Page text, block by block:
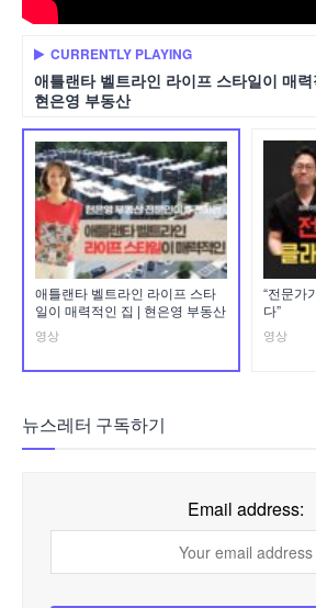
CURRENTLY PLAYING
애틀랜타 벨트라인 라이프 스타일이 매
현은영 부동산
애틀랜타 벨트라인 라이프 스타
일이 매력적인 집 | 현은영 부동산
영상
“전문가
다”
영상
뉴스레터 구독하기
Email address: